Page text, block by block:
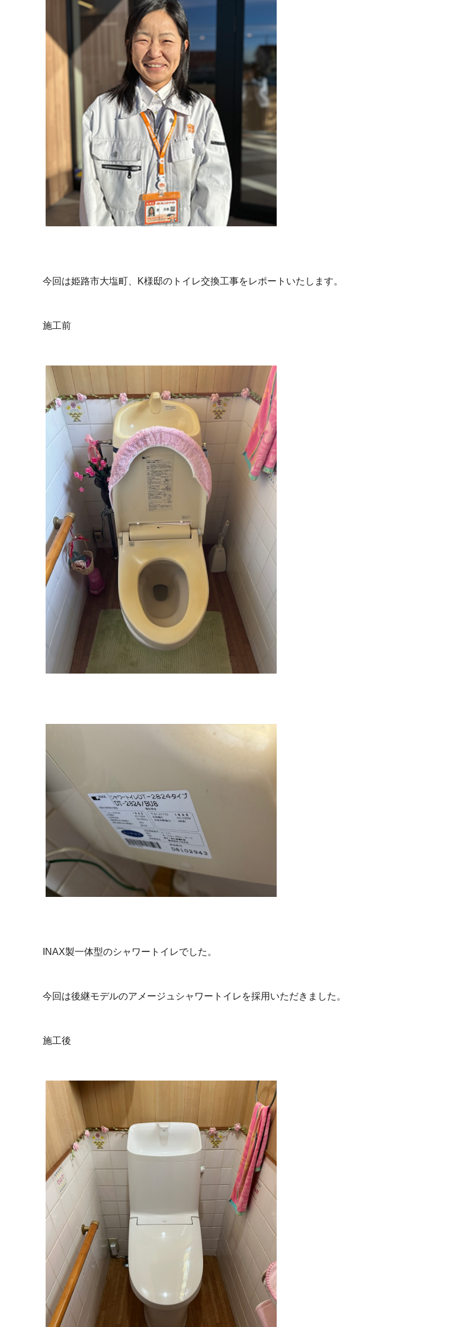
今回は姫路市大塩町、K様邸のトイレ交換工事をレポートいたします。
施工前
INAX製一体型のシャワートイレでした。
今回は後継モデルのアメージュシャワートイレを採用いただきました。
施工後